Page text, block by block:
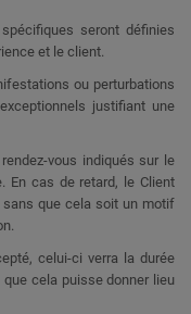
seront définies
et le client.
ou perturbations
justifiant une
vous indiqués sur le
En cas de retard, le Client
sans que cela soit un motif
celui-ci verra la durée
cela puisse donner lieu